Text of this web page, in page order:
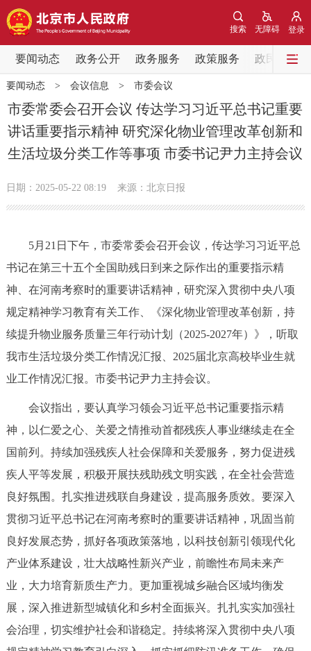
登录
无障碍
搜索
要闻动态 政务公开 政务服务 政策服务 政民互动
要闻动态
党中央精神 国务院信息
北京要闻 会议信息 部门动态
政务公开
市领导 机构职能 政策服务
政策兑现 政策解读 回应关切
决策公开 专题公开
政务服务
中介服务 阳光政务
政民互动
参与调查 在线访谈 图说互动
走进北京
要闻动态> 会议信息 > 市委会议
市委常委会召开会议 传达学习习近平总书记重要
讲话重要指示精神 研究深化物业管理改革创新和
生活垃圾分类工作等事项 市委书记尹力主持会议
日期：2025-05-22 08:19 来源：北京日报
5月21日下午，市委常委会召开会议，传达学习习近平总
书记在第三十五个全国助残日到来之际作出的重要指示精
神、在河南考察时的重要讲话精神，研究深入贯彻中央八项
规定精神学习教育有关工作、《深化物业管理改革创新，持
续提升物业服务质量三年行动计划（2025-2027年）》，听取
我市生活垃圾分类工作情况汇报、2025届北京高校毕业生就
业工作情况汇报。市委书记尹力主持会议。
会议指出，要认真学习领会习近平总书记重要指示精
神，以仁爱之心、关爱之情推动首都残疾人事业继续走在全
国前列。持续加强残疾人社会保障和关爱服务，努力促进残
疾人平等发展，积极开展扶残助残文明实践，在全社会营造
良好氛围。扎实推进残联自身建设，提高服务质效。要深入
贯彻习近平总书记在河南考察时的重要讲话精神，巩固当前
良好发展态势，抓好各项政策落地，以科技创新引领现代化
产业体系建设，壮大战略性新兴产业，前瞻性布局未来产
业，大力培育新质生产力。更加重视城乡融合区域均衡发
展，深入推进新型城镇化和乡村全面振兴。扎扎实实加强社
会治理，切实维护社会和谐稳定。持续将深入贯彻中央八项